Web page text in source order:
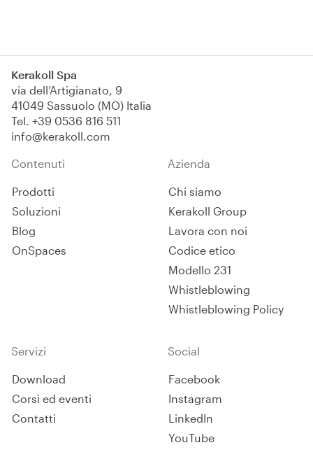
Kerakoll Spa
via dell’Artigianato, 9
41049 Sassuolo (MO) Italia
Tel. +39 0536 816 511
info@kerakoll.com
Contenuti
Prodotti
Soluzioni
Blog
OnSpaces
Azienda
Chi siamo
Kerakoll Group
Lavora con noi
Codice etico
Modello 231
Whistleblowing
Whistleblowing Policy
Servizi
Download
Corsi ed eventi
Contatti
Social
Facebook
Instagram
LinkedIn
YouTube